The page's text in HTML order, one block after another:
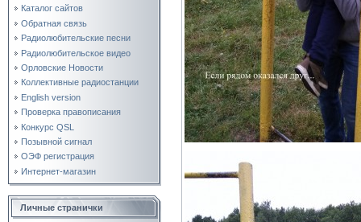
Каталог сайтов
Обратная связь
Радиолюбительские песни
Радиолюбительское видео
Орловские Новости
Коллективные радиостанции
English version
Проверка правописания
Конкурс QSL
Позывной сигнал
ОЭФ регистрация
Интернет-магазин
Личные странички